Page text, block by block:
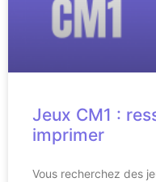
Jeux CM1 :
imprimer
Vous recherchez des